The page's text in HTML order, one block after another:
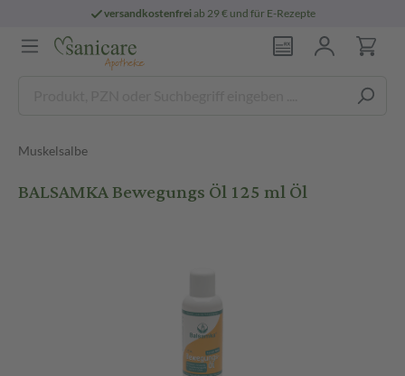
versandkostenfreiab 29 € und für E-Rezepte
Muskelsalbe
BALSAMKA Bewegungs Öl 125 ml Öl